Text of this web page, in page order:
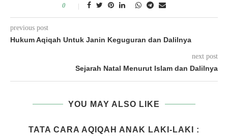
0
previous post
Hukum Aqiqah Untuk Janin Keguguran dan Dalilnya
next post
Sejarah Natal Menurut Islam dan Dalilnya
YOU MAY ALSO LIKE
TATA CARA AQIQAH ANAK LAKI-LAKI :